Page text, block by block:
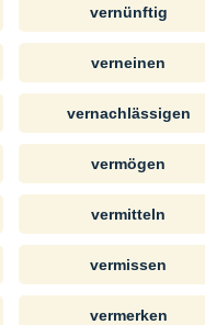
vernünftig
verneinen
vernachlässigen
vermögen
vermitteln
vermissen
vermerken